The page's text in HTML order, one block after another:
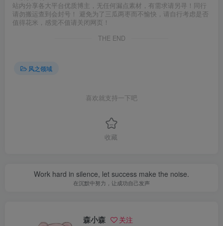
站内分享各大平台优质博主，无任何漏点素材，有需求请另寻！同行
请勿搬运查到会封号！ 避免为了三瓜两枣而不愉快，请自行考虑是否
值得花米，感觉不值请关闭网页！
THE END
风之领域
喜欢就支持一下吧
收藏
Work hard in silence, let success make the noise.
在沉默中努力，让成功自己发声
森小森 关注